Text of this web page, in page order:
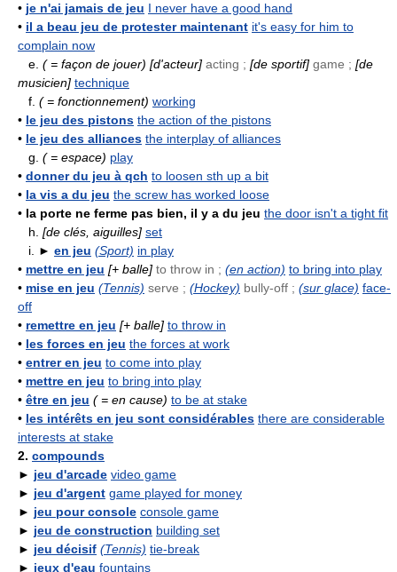
• je n'ai jamais de jeu I never have a good hand
• il a beau jeu de protester maintenant it's easy for him to
complain now
e. ( = façon de jouer) [d'acteur] acting ; [de sportif] game ; [de
musicien] technique
f. ( = fonctionnement) working
• le jeu des pistons the action of the pistons
• le jeu des alliances the interplay of alliances
g. ( = espace) play
• donner du jeu à qch to loosen sth up a bit
• la vis a du jeu the screw has worked loose
• la porte ne ferme pas bien, il y a du jeu the door isn't a tight fit
h. [de clés, aiguilles] set
i. ► en jeu (Sport) in play
• mettre en jeu [+ balle] to throw in ; (en action) to bring into play
• mise en jeu (Tennis) serve ; (Hockey) bully-off ; (sur glace) face-
off
• remettre en jeu [+ balle] to throw in
• les forces en jeu the forces at work
• entrer en jeu to come into play
• mettre en jeu to bring into play
• être en jeu ( = en cause) to be at stake
• les intérêts en jeu sont considérables there are considerable
interests at stake
2. compounds
► jeu d'arcade video game
► jeu d'argent game played for money
► jeu pour console console game
► jeu de construction building set
► jeu décisif (Tennis) tie-break
► jeux d'eau fountains